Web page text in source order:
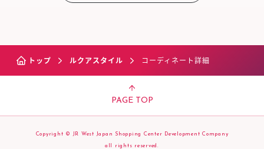
トップ ルクアスタイル コーディネート詳細
PAGE TOP
Copyright © JR West Japan Shopping Center Development Company
all rights reserved.